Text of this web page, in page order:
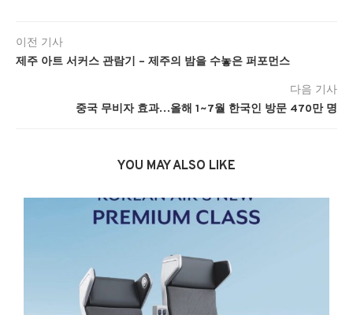
이전 기사
제주 아트 서커스 관람기 – 제주의 밤을 수놓은 퍼포먼스
다음 기사
중국 무비자 효과…올해 1~7월 한국인 방문 470만 명
YOU MAY ALSO LIKE